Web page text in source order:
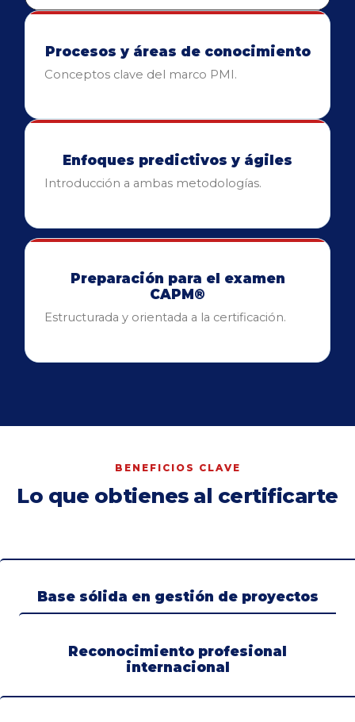
Procesos y áreas de conocimiento
Conceptos clave del marco PMI.
Enfoques predictivos y ágiles
Introducción a ambas metodologías.
Preparación para el examen
CAPM®
Estructurada y orientada a la certificación.
BENEFICIOS CLAVE
Lo que obtienes al certificarte
Base sólida en gestión de proyectos
Reconocimiento profesional
internacional